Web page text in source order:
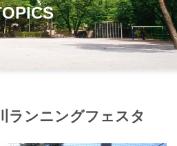
ンニングフェスタ